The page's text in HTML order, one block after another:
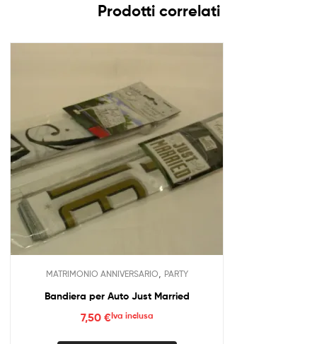
Prodotti correlati
MATRIMONIO ANNIVERSARIO PARTY
Bandiera per Auto Just Married
7,50 €Iva inclusa